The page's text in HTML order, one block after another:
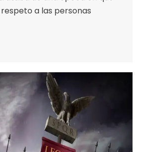
a las personas